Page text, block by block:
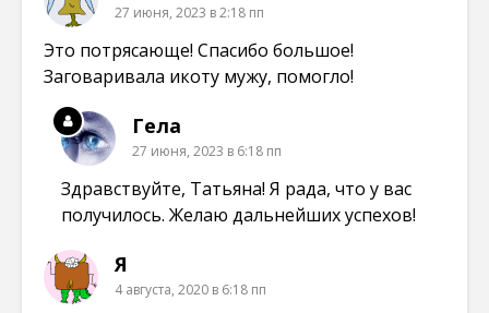
)
е
)
27 июня, 2023 в 2:18 пп
Это потрясающе! Спасибо большое!
Заговаривала икоту мужу, помогло!
Гела
27 июня, 2023 в 6:18 пп
Здравствуйте, Татьяна! Я рада, что у вас
получилось. Желаю дальнейших успехов!
Я
4 августа, 2020 в 6:18 пп